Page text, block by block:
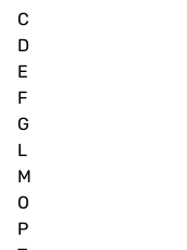
C
D
E
F
G
L
M
O
P